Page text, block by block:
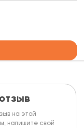
на этой
напишите свой